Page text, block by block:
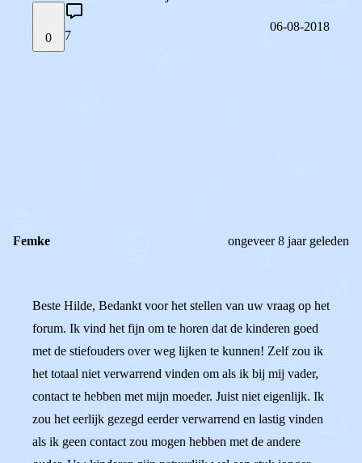
0 7
06-08-2018
Femke ongeveer 8 jaar geleden
Beste Hilde, Bedankt voor het stellen van uw vraag op het
forum. Ik vind het fijn om te horen dat de kinderen goed
met de stiefouders over weg lijken te kunnen! Zelf zou ik
het totaal niet verwarrend vinden om als ik bij mij vader,
contact te hebben met mijn moeder. Juist niet eigenlijk. Ik
zou het eerlijk gezegd eerder verwarrend en lastig vinden
als ik geen contact zou mogen hebben met de andere